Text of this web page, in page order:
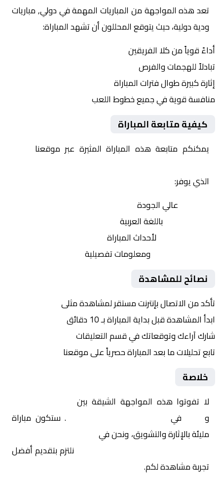
تعد هذه المواجهة من المباريات المهمة في دولي, مباريات
ودية دولية، حيث يتوقع المحللون أن تشهد المباراة:
أداءً قوياً من كلا الفريقين
تبادلاً للهجمات والفرص
إثارة كبيرة طوال فترات المباراة
منافسة قوية في جميع خطوط اللعب
كيفية متابعة المباراة
يمكنكم متابعة هذه المباراة المثيرة عبر موقعنا
الذي يوفر:
عالي الجودة
باللغة العربية
لأحداث المباراة
ومعلومات تفصيلية
نصائح للمشاهدة
تأكد من الاتصال بإنترنت مستقر لمشاهدة مثلى
ابدأ المشاهدة قبل بداية المباراة بـ 10 دقائق
شارك آراءك وتوقعاتك في قسم التعليقات
تابع تحليلات ما بعد المباراة حصرياً على موقعنا
خلاصة
لا تفوتوا هذه المواجهة الشيقة بين
وغينيا في
. ستكون مباراة
مليئة بالإثارة والتشويق، ونحن في
نلتزم بتقديم أفضل
تجربة مشاهدة لكم.